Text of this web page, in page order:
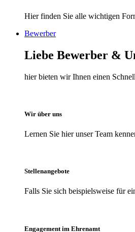
Hier finden Sie alle wichtigen
Bewerber
Liebe Bewerber &
hier bieten wir Ihnen einen
Wir über uns
Lernen Sie hier unser Team
Stellenangebote
Falls Sie sich beispielsweise für
Engagement im Ehrenamt